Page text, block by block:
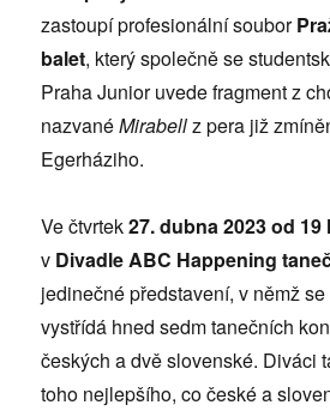
zastoupí profesionální soubor
balet, který společně se
Praha Junior uvede fragment z
nazvanéMirabellz pera již
Egerháziho.
Ve čtvrtek27. dubna 2023 od 19
v Divadle ABC Happening
jedinečné představení, v němž
vystřídá hned sedm tanečních
českých a dvě slovenské. Diváci
toho nejlepšího, co české a